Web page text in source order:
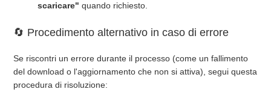
scaricare" quando richiesto.
🔄 Procedimento alternativo in caso di errore
Se riscontri un errore durante il processo (come un fallimento
del download o l'aggiornamento che non si attiva), segui questa
procedura di risoluzione: